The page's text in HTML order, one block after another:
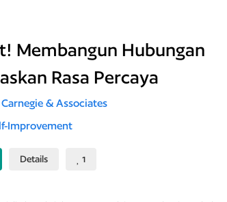
Membangun Hubungan
Rasa Percaya
& Associates
Improvement
Details 1